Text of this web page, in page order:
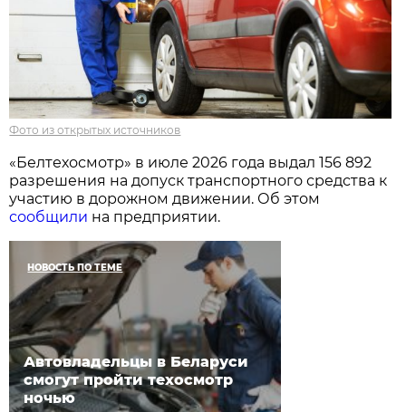
Фото из открытых источников
«Белтехосмотр» в июле 2026 года выдал 156 892
разрешения на допуск транспортного средства к
участию в дорожном движении. Об этом
сообщили на предприятии.
НОВОСТЬ ПО ТЕМЕ
Автовладельцы в Беларуси
смогут пройти техосмотр
ночью